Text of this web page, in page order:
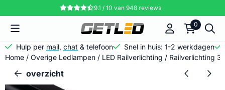
Cookievoorkeuren zijn momenteel gesloten.
9.1 / 10 van 948reviews
0
Hulp per mail, chat & telefoon
Snel in huis: 1-2 werkdagen
Home / Overige Ledlampen / LED Railverlichting / Railverlichting
overzicht